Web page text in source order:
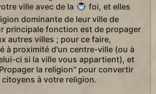
ville avec de la
foi, et elles
dominante de leur ville de
principale fonction est de propager
autres villes ; pour ce faire,
à proximité d'un centre-ville (ou à
ci si la ville vous appartient), et
la religion" pour convertir
à votre religion.